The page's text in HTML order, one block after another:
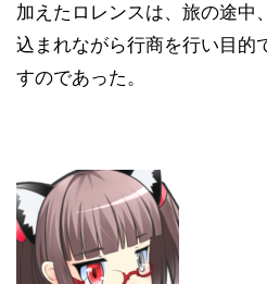
加えたロレンスは、旅の途中
込まれながら行商を行い目的
すのであった。